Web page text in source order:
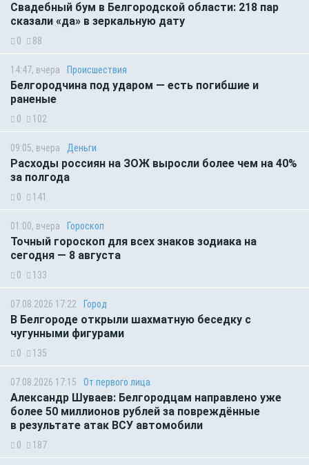
Свадебный бум в Белгородской области: 218 пар
сказали «да» в зеркальную дату
0 88
14:47, вчера Происшествия
Белгородчина под ударом — есть погибшие и
раненые
0 102
09:05, вчера Деньги
Расходы россиян на ЗОЖ выросли более чем на 40%
за полгода
0 141
01:00, вчера Гороскоп
Точный гороскоп для всех знаков зодиака на
сегодня — 8 августа
0 133
07.08.2026 17:22 Город
В Белгороде открыли шахматную беседку с
чугунными фигурами
0 135
07.08.2026 17:15 От первого лица
Александр Шуваев: Белгородцам направлено уже
более 50 миллионов рублей за повреждённые
в результате атак ВСУ автомобили
0 187